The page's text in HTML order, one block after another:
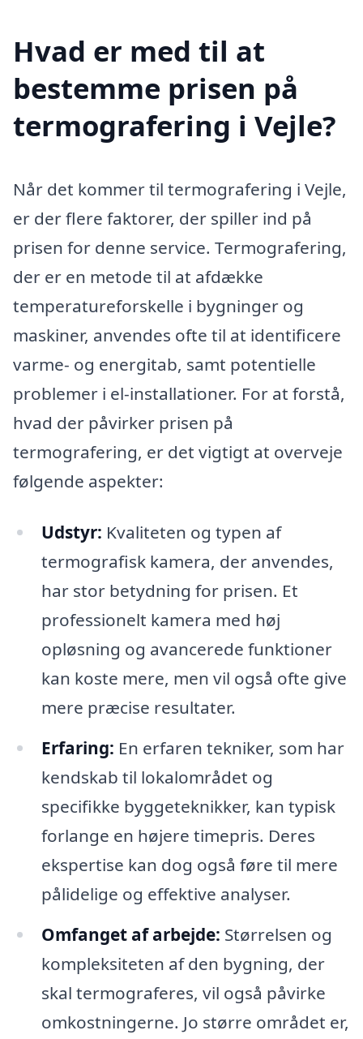
Hvad er med til at
bestemme prisen på
termografering i Vejle?
Når det kommer til termografering i Vejle,
er der flere faktorer, der spiller ind på
prisen for denne service. Termografering,
der er en metode til at afdække
temperatureforskelle i bygninger og
maskiner, anvendes ofte til at identificere
varme- og energitab, samt potentielle
problemer i el-installationer. For at forstå,
hvad der påvirker prisen på
termografering, er det vigtigt at overveje
følgende aspekter:
Udstyr: Kvaliteten og typen af
termografisk kamera, der anvendes,
har stor betydning for prisen. Et
professionelt kamera med høj
opløsning og avancerede funktioner
kan koste mere, men vil også ofte give
mere præcise resultater.
Erfaring: En erfaren tekniker, som har
kendskab til lokalområdet og
specifikke byggeteknikker, kan typisk
forlange en højere timepris. Deres
ekspertise kan dog også føre til mere
pålidelige og effektive analyser.
Omfanget af arbejde: Størrelsen og
kompleksiteten af den bygning, der
skal termograferes, vil også påvirke
omkostningerne. Jo større området er,